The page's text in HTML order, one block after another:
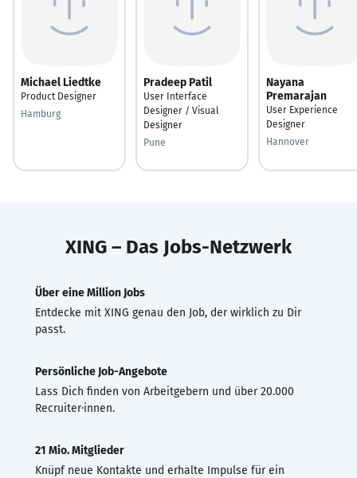
Michael Liedtke
Product Designer
Hamburg
Pradeep Patil
User Interface
Designer / Visual
Designer
Pune
Nayana
Premarajan
User Experience
Designer
Hannover
XING – Das Jobs-Netzwerk
Über eine Million Jobs
Entdecke mit XING genau den Job, der wirklich zu Dir
passt.
Persönliche Job-Angebote
Lass Dich finden von Arbeitgebern und über 20.000
Recruiter·innen.
21 Mio. Mitglieder
Knüpf neue Kontakte und erhalte Impulse für ein